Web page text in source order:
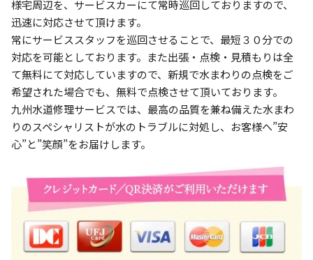
様宅周辺を、サービスカーにて常時巡回しておりますので、
迅速に対応させて頂けます。
常にサービススタッフを巡回させることで、最短３０分での
対応を可能としております。また出張・点検・見積もりは全
て無料にて対応していますので、新規で水まわりの点検をご
希望された場合でも、無料で点検させて頂いております。
九州水道修理サービスでは、最高の品質を兼ね備えた水まわ
りのスペシャリストが水のトラブルに対処し、お客様へ”安
心”と”笑顔”をお届けします。